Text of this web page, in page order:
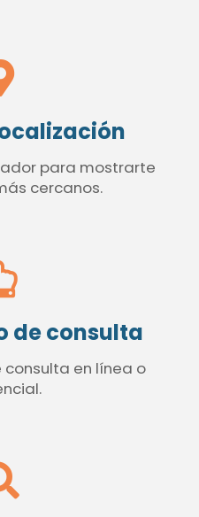
para mostrarte
cercanos.
de consulta
en línea o